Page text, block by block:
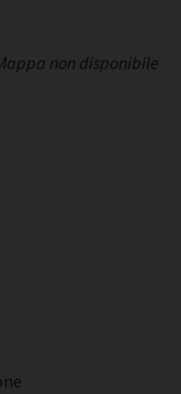
non disponibile